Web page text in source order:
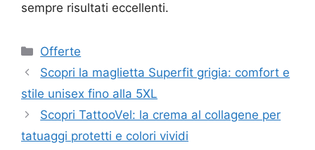
sempre risultati eccellenti.
Categorie
Offerte
Scopri la maglietta Superfit grigia: comfort e
stile unisex fino alla 5XL
Scopri TattooVel: la crema al collagene per
tatuaggi protetti e colori vividi